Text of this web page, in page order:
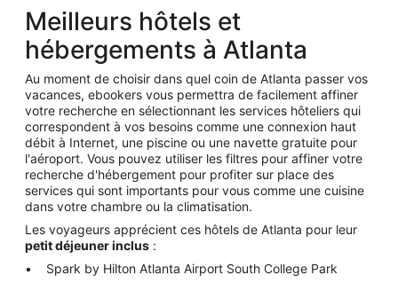
Meilleurs hôtels et
hébergements à Atlanta
Au moment de choisir dans quel coin de Atlanta passer vos
vacances, ebookers vous permettra de facilement affiner
votre recherche en sélectionnant les services hôteliers qui
correspondent à vos besoins comme une connexion haut
débit à Internet, une piscine ou une navette gratuite pour
l'aéroport. Vous pouvez utiliser les filtres pour affiner votre
recherche d'hébergement pour profiter sur place des
services qui sont importants pour vous comme une cuisine
dans votre chambre ou la climatisation.
Les voyageurs apprécient ces hôtels de Atlanta pour leur
petit déjeuner inclus :
Spark by Hilton Atlanta Airport South College Park